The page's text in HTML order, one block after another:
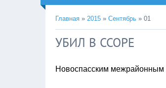
Главная » 2015 » Сентябрь » 01
УБИЛ В ССОРЕ
Новоспасским межрайонным